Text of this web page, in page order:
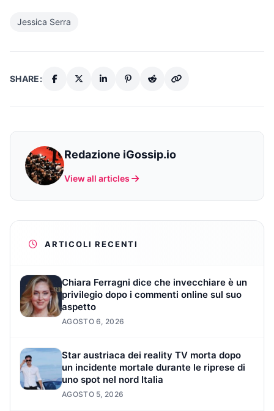
Jessica Serra
SHARE:
Redazione iGossip.io
View all articles
ARTICOLI RECENTI
Chiara Ferragni dice che invecchiare è un
privilegio dopo i commenti online sul suo
aspetto
AGOSTO 6, 2026
Star austriaca dei reality TV morta dopo
un incidente mortale durante le riprese di
uno spot nel nord Italia
AGOSTO 5, 2026